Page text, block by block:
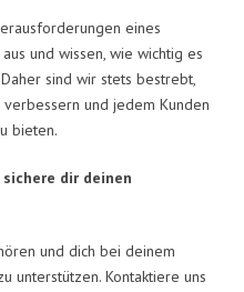
eines
und wissen, wie wichtig es
sind wir stets bestrebt,
und jedem Kunden
bieten.
dir deinen
und dich bei deinem
unterstützen. Kontaktiere uns